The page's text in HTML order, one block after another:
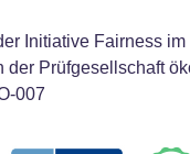
Initiative Fairness im
der Prüfgesellschaft
007